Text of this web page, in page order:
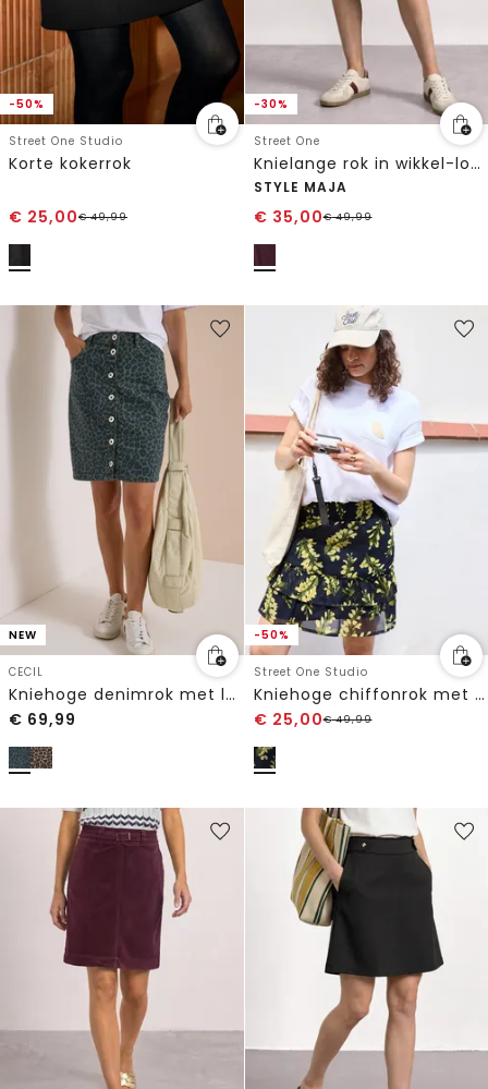
-50%
Street One Studio
Korte kokerrok
€ 25,00€49,99
-30%
Street One
Knielange rok in wikkel-look
STYLE MAJA
€ 35,00€49,99
NEW
CECIL
Kniehoge denimrok met luipaardprint
€ 69,99
-50%
Street One Studio
Kniehoge chiffonrok met print
€ 25,00€49,99